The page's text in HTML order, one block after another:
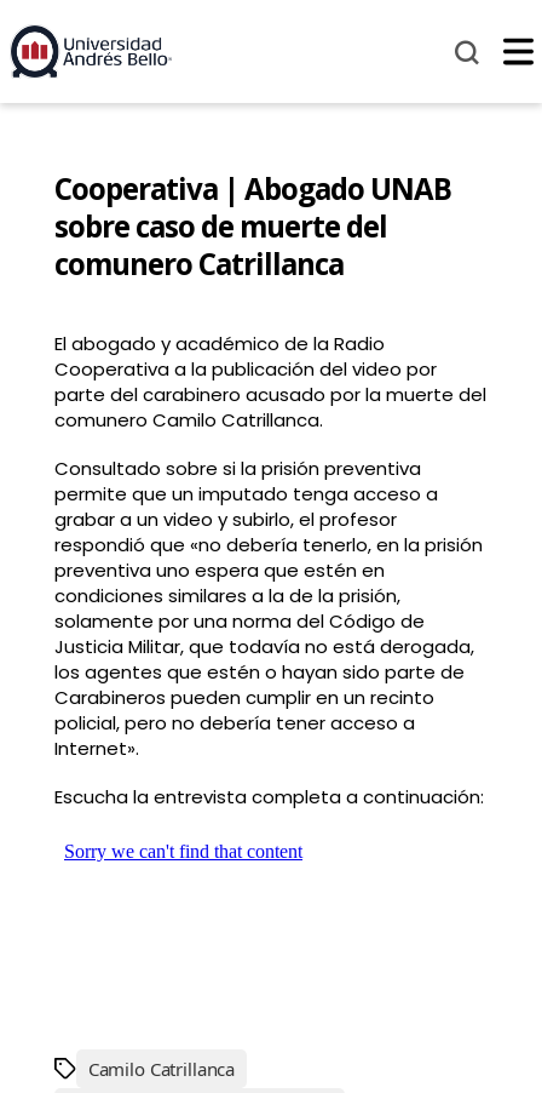
Cooperativa | Abogado UNAB
sobre caso de muerte del
comunero Catrillanca
El abogado y académico de la Radio
Cooperativa a la publicación del video por
parte del carabinero acusado por la muerte del
comunero Camilo Catrillanca.
Consultado sobre si la prisión preventiva
permite que un imputado tenga acceso a
grabar a un video y subirlo, el profesor
respondió que «no debería tenerlo, en la prisión
preventiva uno espera que estén en
condiciones similares a la de la prisión,
solamente por una norma del Código de
Justicia Militar, que todavía no está derogada,
los agentes que estén o hayan sido parte de
Carabineros pueden cumplir en un recinto
policial, pero no debería tener acceso a
Internet».
Escucha la entrevista completa a continuación:
Camilo Catrillanca